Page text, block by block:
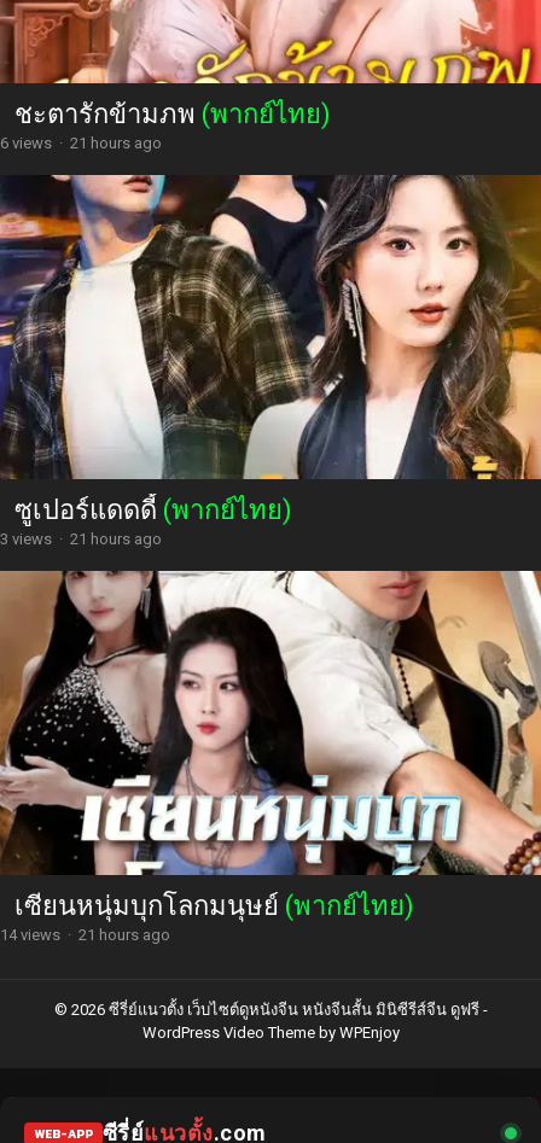
ชะตารักข้ามภพ (พากย์ไทย)
6 views · 21 hours ago
ซูเปอร์แดดดี้ (พากย์ไทย)
3 views · 21 hours ago
เซียนหนุ่มบุกโลกมนุษย์ (พากย์ไทย)
14 views · 21 hours ago
© 2026 ซีรี่ย์แนวตั้ง เว็บไซต์ดูหนังจีน หนังจีนสั้น มินิซีรีส์จีน ดูฟรี -
WordPress Video Themeby WPEnjoy
WEB-APP ซีรี่ย์แนวตั้ง.com